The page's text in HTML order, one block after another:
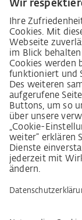
LkSG-
Impressum AGB